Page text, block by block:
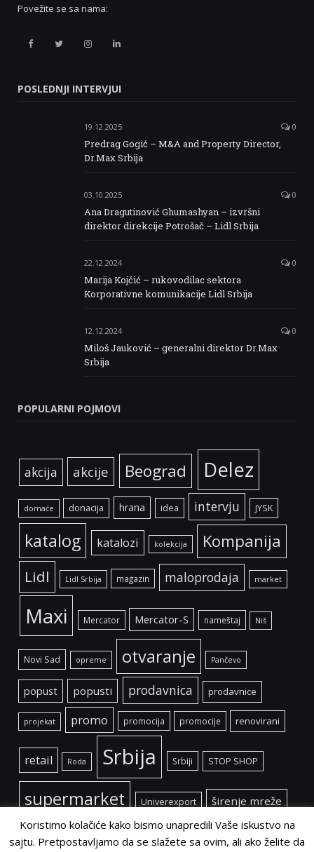
Povežite se sa nama:
Retail
Facebook
Retail
Twitter
Retail
Instagram
Retail
Linkedin
POSLEDNJI INTERVJUI
19.12.2025 0
Predrag Gogić – M&A and Property Director,
Dr.Max Srbija
03.10.2025 0
Ana Dragutinović Ghumashyan – izvršni
direktor direkcije Potrošač – Lidl Srbija
22.12.2024 0
Marija Kojčić – rukovodilac sektora
Korporativne komunikacije Lidl Srbija
12.12.2024 0
Miloš Jauković – generalni direktor Dr.Max
Srbija
POPULARNI POJMOVI
akcija akcije Beograd Delez
domaće donacija hrana idea intervju JYSK
katalog katalozi kolekcija Kompanija
Lidl Lidl Srbija magazin maloprodaja market
Maxi Mercator Mercator-S nameštaj Niš
Novi Sad opreme otvaranje Pančevo
popust popusti prodavnica prodavnice
projekat promo promocija promocije renovirani
retail Roda Srbija Srbiji STOP SHOP
supermarket Univerexport
širenje mreže
Koristimo kolačiće kako bismo unapredili Vaše iskustvo na
sajtu. Pretpostavljamo da se slažete sa ovim, ali ako želite da